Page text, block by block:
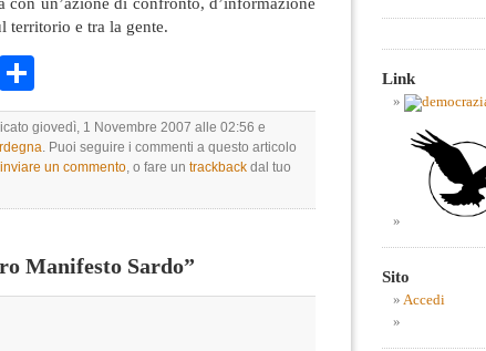
territorio e tra la gente.
WhatsApp
giovedì, 1 Novembre 2007 alle 02:56 e
. Puoi seguire i commenti a questo articolo
inviare un commento, o fare un trackback dal tuo
Manifesto Sardo”
Link
Sito
Accedi